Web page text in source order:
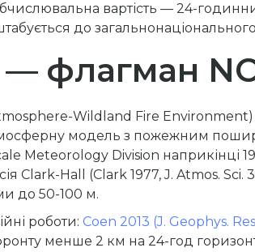
вартість — 24-
до
— флагман
Wildland Fire
модель з пожежним
Meteorology Division наприкінці
Clark-Hall (Clark 1977, J. Atmos.
до 50-100 м.
роботи: Coen 2013 (J. Geophys.
менше 2 км на 24-год